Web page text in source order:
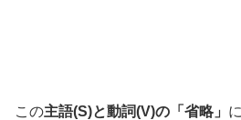
この主語(S)と動詞(V)の「省略」